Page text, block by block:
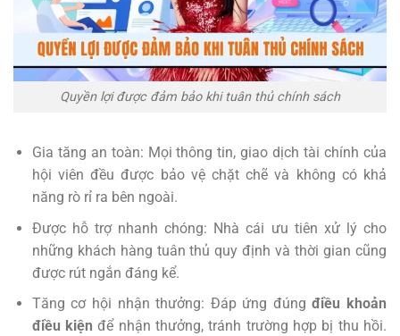
Quyền lợi được đảm bảo khi tuân thủ chính sách
Gia tăng an toàn: Mọi thông tin, giao dịch tài chính của
hội viên đều được bảo vệ chặt chẽ và không có khả
năng rò rỉ ra bên ngoài.
Được hỗ trợ nhanh chóng: Nhà cái ưu tiên xử lý cho
những khách hàng tuân thủ quy định và thời gian cũng
được rút ngắn đáng kể.
Tăng cơ hội nhận thưởng: Đáp ứng đúngđiều khoản
điều kiện để nhận thưởng, tránh trường hợp bị thu hồi.